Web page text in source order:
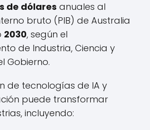
de dólares anuales al
bruto (PIB) de Australia
2030, según el
de Industria, Ciencia y
Gobierno.
de tecnologías de IA y
puede transformar
incluyendo: